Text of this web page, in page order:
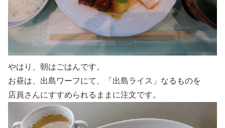
やはり、朝はごはんです。
お昼は、出島ワーフにて、「出島ライス」なるものを
店員さんにすすめられるままに注文です。